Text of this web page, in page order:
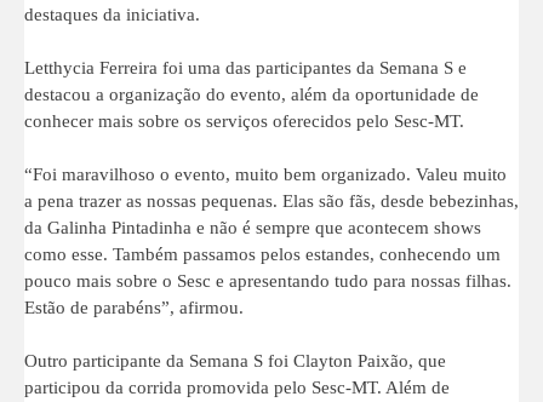
destaques da iniciativa.
Letthycia Ferreira foi uma das participantes da Semana S e
destacou a organização do evento, além da oportunidade de
conhecer mais sobre os serviços oferecidos pelo Sesc-MT.
“Foi maravilhoso o evento, muito bem organizado. Valeu muito
a pena trazer as nossas pequenas. Elas são fãs, desde bebezinhas,
da Galinha Pintadinha e não é sempre que acontecem shows
como esse. Também passamos pelos estandes, conhecendo um
pouco mais sobre o Sesc e apresentando tudo para nossas filhas.
Estão de parabéns”, afirmou.
Outro participante da Semana S foi Clayton Paixão, que
participou da corrida promovida pelo Sesc-MT. Além de